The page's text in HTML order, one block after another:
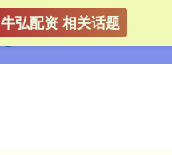
牛弘配资 相关话题